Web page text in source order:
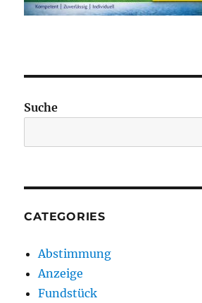
Suche
CATEGORIES
Abstimmung
Anzeige
Fundstück